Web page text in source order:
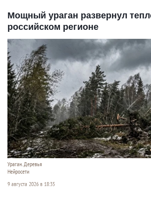
Мощный ураган развернул
российском регионе
Ураган. Деревья
Нейросети
9 августа 2026 в 18:35